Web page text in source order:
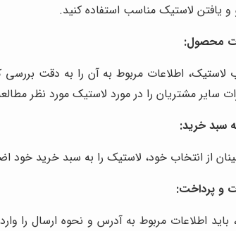
یافتن لاستیک مناسب استفاده کنید.
محصول:
لاستیک، اطلاعات مربوط به آن را به دقت
سایر مشتریان را در مورد لاستیک مورد نظر
سبد خرید:
از انتخاب خود، لاستیک را به سبد خرید خود
و پرداخت:
باید اطلاعات مربوط به آدرس و نحوه ارسال را